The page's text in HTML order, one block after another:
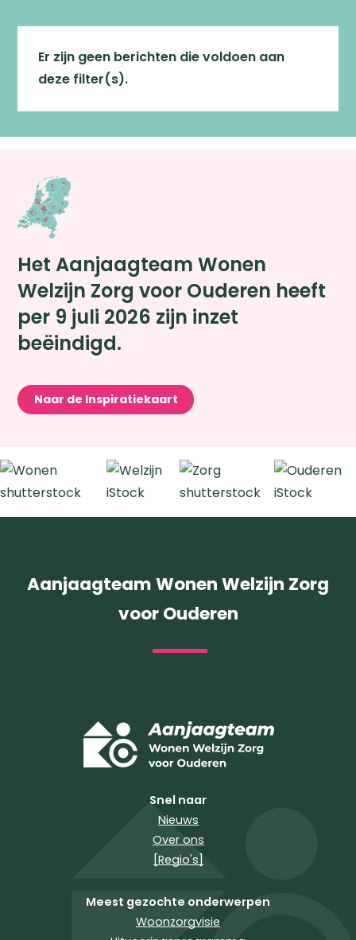
Er zijn geen berichten die voldoen aan
deze filter(s).
Het Aanjaagteam Wonen
Welzijn Zorg voor Ouderen heeft
per 9 juli 2026 zijn inzet
beëindigd.
Naar de Inspiratiekaart
Aanjaagteam Wonen Welzijn Zorg
voor Ouderen
Snel naar
Nieuws
Over ons
[Regio's]
Meest gezochte onderwerpen
Woonzorgvisie